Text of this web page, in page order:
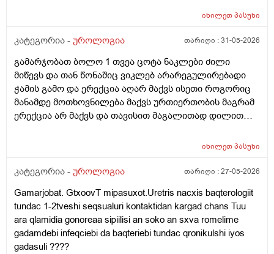
იხილეთპასუხი
კატეგორია - უროლოგია თარიღი :31-05-2026
გამარჯობათ ბოლო 1 თვეა ცოტა ნაკლები ძილი
მიწევს და თან წონაშიც ვიკლებ არარეგულირებადი
ჭამის გამო და ერექცია აღარ მაქვს ისეთი როგორიც
მანამდე მოთხოვნილება მაქვს ურთიერთობის მაგრამ
ერექცია არ მაქვს და თავისით მაგალითად დილით
იხილეთპასუხი
კატეგორია - უროლოგია თარიღი :27-05-2026
Gamarjobat. GtxoovT mipasuxot.Uretris nacxis baqterologiit
tundac 1-2tveshi seqsualuri kontaktidan kargad chans Tuu
ara qlamidia gonoreaa sipiilisi an soko an sxva romelime
gadamdebi infeqciebi da baqteriebi tundac qronikulshi iyos
gadasuli ????